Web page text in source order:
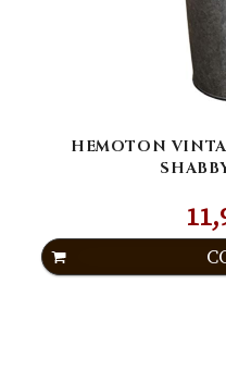
HEMOTON